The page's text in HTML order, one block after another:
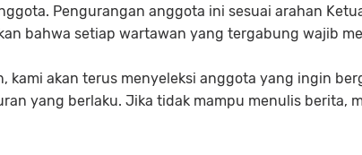
Pengurangan anggota ini sesuai arahan
bahwa setiap wartawan yang tergabung wajib
kami akan terus menyeleksi anggota yang ingin
yang berlaku. Jika tidak mampu menulis berita,